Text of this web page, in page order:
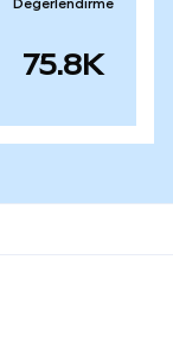
Değerlendirme
75.8K